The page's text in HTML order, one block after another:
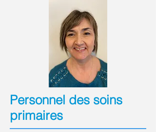
Personnel des soins
primaires